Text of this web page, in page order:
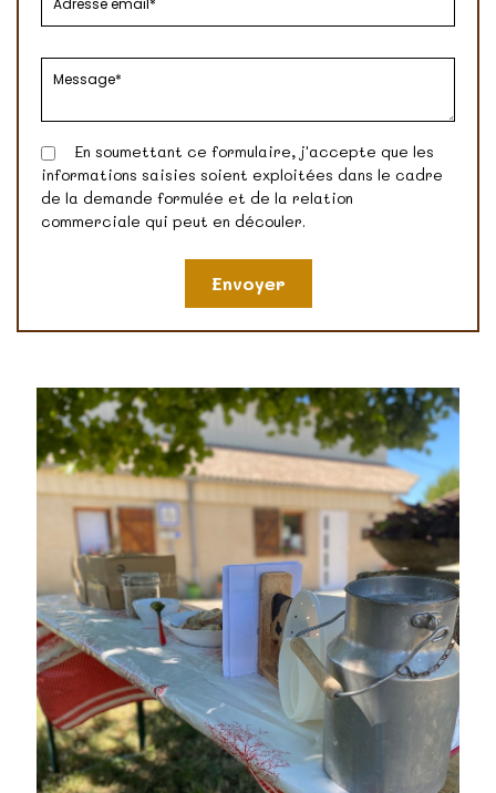
En soumettant ce formulaire, j'accepte que les
informations saisies soient exploitées dans le cadre
de la demande formulée et de la relation
commerciale qui peut en découler.